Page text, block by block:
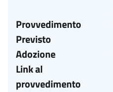
Provvedimento
Previsto
Adozione
Link al
provvedimento